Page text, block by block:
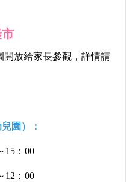
開放給家長參觀，詳情請
園）：
15：00
12：00